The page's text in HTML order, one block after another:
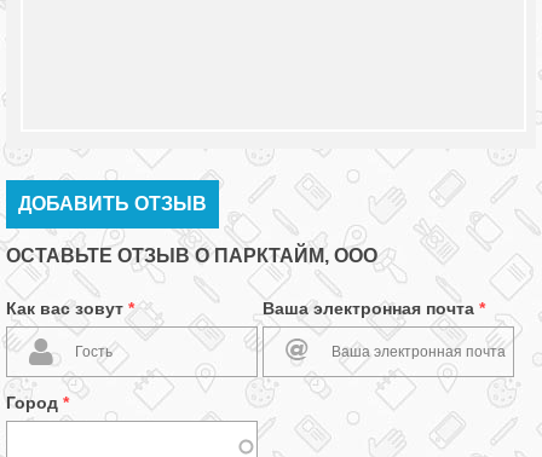
ДОБАВИТЬ ОТЗЫВ
ОСТАВЬТЕ ОТЗЫВ О ПАРКТАЙМ, ООО
Как вас зовут * Ваша электронная почта *
Город *